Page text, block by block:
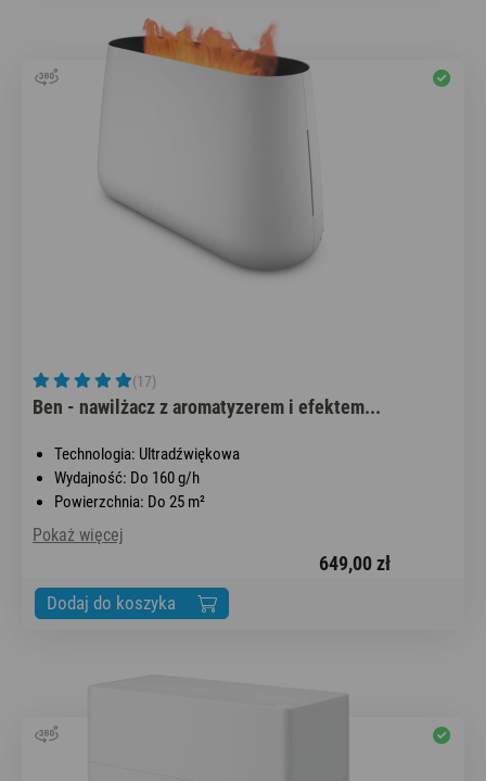
(17)
Ben - nawilżacz z aromatyzerem i efektem...
Technologia: Ultradźwiękowa
Wydajność: Do 160 g/h
Powierzchnia: Do 25 m²
Pokaż więcej
649,00 zł
Dodaj do koszyka